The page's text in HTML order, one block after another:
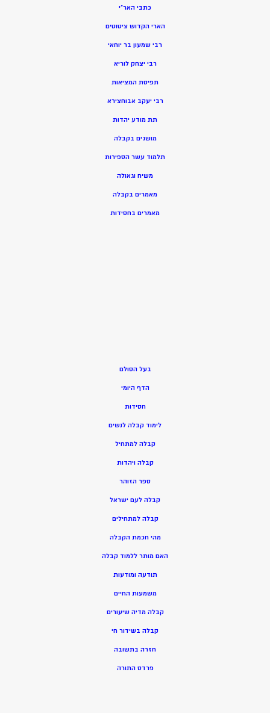
כתבי האר”י
הארי הקדוש ציטוטים
רבי שמעון בר יוחאי
רבי יצחק לוריא
תפיסת המציאות
רבי יעקב אבוחצירא
תת מודע יהדות
מושגים בקבלה
תלמוד עשר הספירות
משיח וגאולה
מאמרים בקבלה
מאמרים בחסידות
בעל הסולם
הדף היומי
חסידות
לימוד קבלה לנשים
קבלה למתחיל
קבלה ויהדות
ספר הזוהר
קבלה לעם ישראל
קבלה למתחילים
מהי חכמת הקבלה
האם מותר ללמוד קבלה
תודעה ומודעות
משמעות החיים
קבלה מדיה שיעורים
קבלה בשידור חי
חזרה בתשובה
פרדס התורה